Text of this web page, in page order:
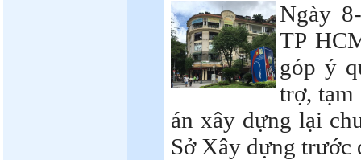
Ngày
TP
góp ý
trợ, tạm
án xây dựng lại
Sở Xây dựng trước